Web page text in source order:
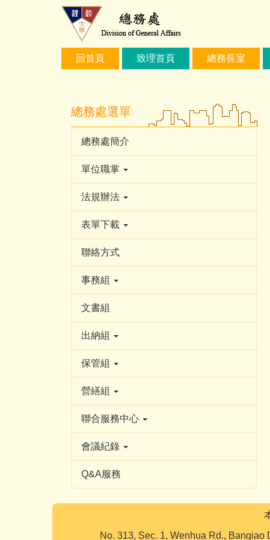
回首頁 致理首頁 總務長室
總務處選單
總務處簡介
單位職掌
法規辦法
表單下載
聯絡方式
事務組
文書組
出納組
保管組
營繕組
聯合服務中心
會議紀錄
Q&A服務
No. 313, Sec. 1, Wenhua Rd.,